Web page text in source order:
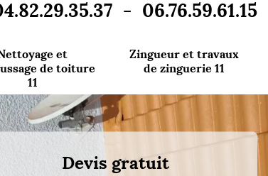
- 06.76.59.61.15
et
de toiture
11
Zingueur et travaux
de zinguerie 11
Devis gratuit